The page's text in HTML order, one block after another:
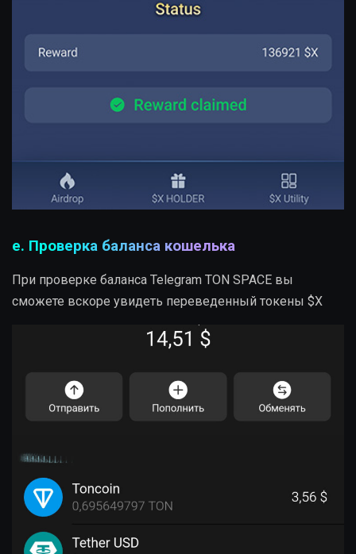
e. Проверка баланса кошелька
При проверке баланса Telegram TON SPACE вы
сможете вскоре увидеть переведенный токены $X